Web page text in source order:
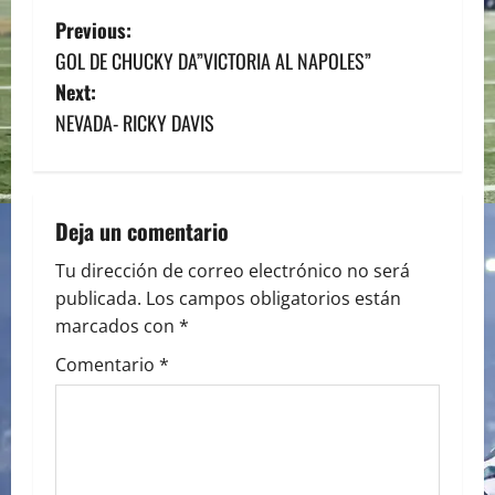
P
o
s
n
a
v
i
Previous:
GOL DE CHUCKY DA”VICTORIA AL NAPOLES”
Next:
NEVADA- RICKY DAVIS
Deja un comentario
Tu dirección de correo electrónico no será
publicada. Los campos obligatorios están
marcados con *
Comentario *